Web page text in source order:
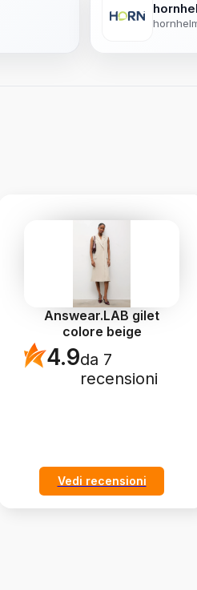
Answear.LAB gilet
colore beige
4.9da 7
recensioni
Vedi recensioni